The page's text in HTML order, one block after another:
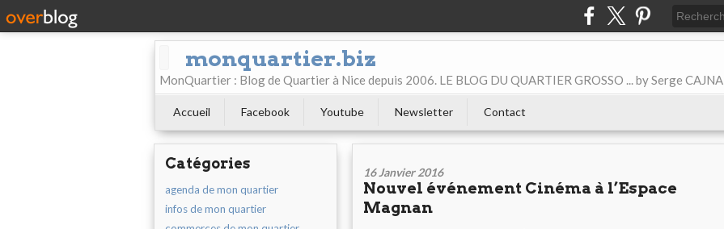
monquartier.biz
MonQuartier : Blog de Quartier à Nice depuis 2006. LE BLOG DU QUARTIER GROSSO ... by Serge CAJNA
Accueil Facebook Youtube Newsletter Contact
Catégories
agenda de mon quartier
infos de mon quartier
16 Janvier 2016
Nouvel événement Cinéma à l’Espace
Magnan